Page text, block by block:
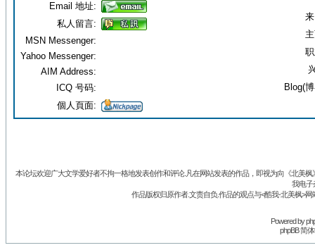
Blog(
Email 地址:
私人留言:
MSN Messenger:
Yahoo Messenger:
AIM Address:
ICQ 号码:
個人頁面:
本论坛欢迎广大文学爱好者不拘一格地发表创作和评论.凡在网站发表的作品，即视为向《北美
我电子
作品版权归原作者.文责自负.作品的观点与<酷我-北美枫>
Powered by
phpBB 简